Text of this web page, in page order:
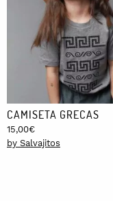
CAMISETA GRECAS
15,00€
by Salvajitos